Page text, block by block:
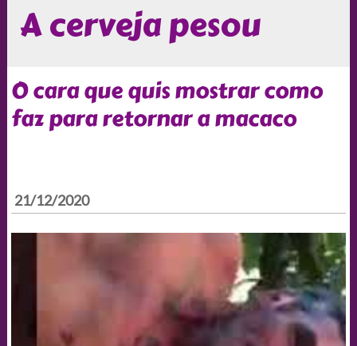
A cerveja pesou
O cara que quis mostrar como
faz para retornar a macaco
21/12/2020